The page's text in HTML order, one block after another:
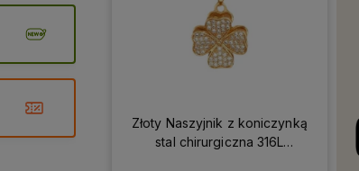
Złoty Naszyjnik z koniczynką
stal chirurgiczna 316L